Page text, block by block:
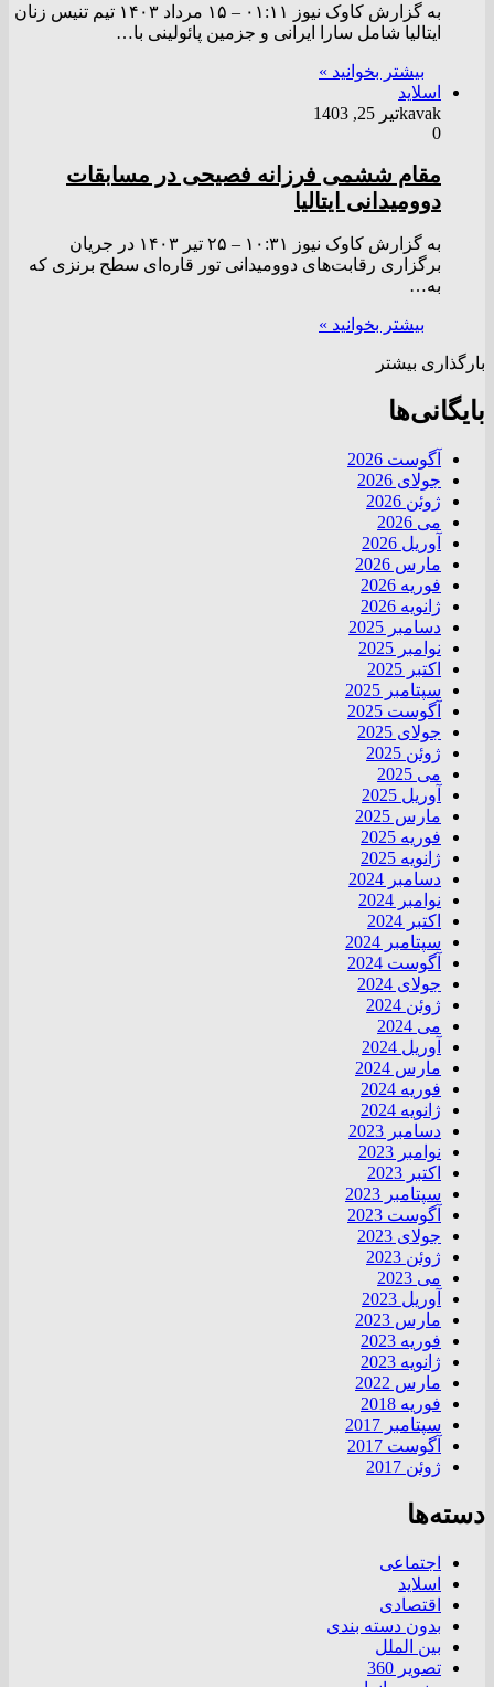
به گزارش کاوک نیوز ۰۱:۱۱ – ۱۵ مرداد ۱۴۰۳ تیم تنیس زنان
ایتالیا شامل سارا ایرانی و جزمین پائولینی با…
بیشتر بخوانید »
اسلاید
kavakتیر 25, 1403
0
مقام ششمی فرزانه فصیحی در مسابقات
دوومیدانی ایتالیا
به گزارش کاوک نیوز ۱۰:۳۱ – ۲۵ تير ۱۴۰۳ در جریان
برگزاری رقابت‌های دوومیدانی تور قاره‌ای سطح برنزی که
به…
بیشتر بخوانید »
بارگذاری بیشتر
بایگانی‌ها
آگوست 2026
جولای 2026
ژوئن 2026
می 2026
آوریل 2026
مارس 2026
فوریه 2026
ژانویه 2026
دسامبر 2025
نوامبر 2025
اکتبر 2025
سپتامبر 2025
آگوست 2025
جولای 2025
ژوئن 2025
می 2025
آوریل 2025
مارس 2025
فوریه 2025
ژانویه 2025
دسامبر 2024
نوامبر 2024
اکتبر 2024
سپتامبر 2024
آگوست 2024
جولای 2024
ژوئن 2024
می 2024
آوریل 2024
مارس 2024
فوریه 2024
ژانویه 2024
دسامبر 2023
نوامبر 2023
اکتبر 2023
سپتامبر 2023
آگوست 2023
جولای 2023
ژوئن 2023
می 2023
آوریل 2023
مارس 2023
فوریه 2023
ژانویه 2023
مارس 2022
فوریه 2018
سپتامبر 2017
آگوست 2017
ژوئن 2017
دسته‌ها
اجتماعی
اسلاید
اقتصادی
بدون دسته بندی
بین الملل
تصویر 360